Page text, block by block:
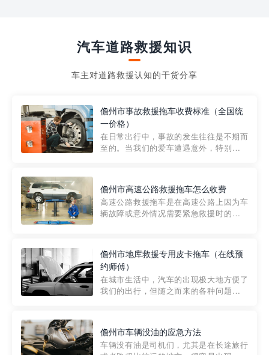
汽车道路救援知识
车主对道路救援认知的干货分享
儋州市事故救援拖车收费标准（全国统
一价格）
在日常出行中，事故的发生往往是不期而
至的。当我们的爱车遭遇意外，特别是在
细解析一下市区事故救援拖车的收费标
准，以及在选用拖车服务时应注...
儋州市高速公路救援拖车怎么收费
高速公路救援拖车是在高速公路上因为车
辆故障或意外情况需要紧急救援时的必备
路救援拖车的收费标准是由当地交通管理
部门制定的。起步价通...
儋州市地库救援专用皮卡拖车（在线预
约师傅）
在城市生活中，汽车的出现极大地方便了
我们的出行，但随之而来的各种问题也让
紧急情况下，我们需要一种高效可靠的救
援方式。而这时，地库救援专...
儋州市车辆没油的应急方法
车辆没有油是司机们，尤其是在长途旅行